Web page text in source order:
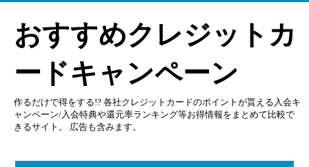
おすすめクレジットカ
ードキャンペーン
作るだけで得をする!? 各社クレジットカードのポイントが貰える入会キ
ャンペーン/入会特典や還元率ランキング等お得情報をまとめて比較で
きるサイト。 広告も含みます。